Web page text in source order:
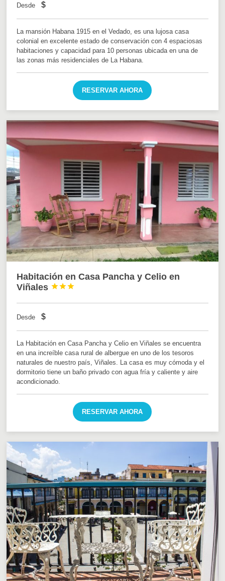
Desde $
La mansión Habana 1915 en el Vedado, es una lujosa casa
colonial en excelente estado de conservación con 4 espaciosas
habitaciones y capacidad para 10 personas ubicada en una de
las zonas más residenciales de La Habana.
RESERVAR AHORA
Habitación en Casa Pancha y Celio en
Viñales



Desde $
La Habitación en Casa Pancha y Celio en Viñales se encuentra
en una increíble casa rural de albergue en uno de los tesoros
naturales de nuestro país, Viñales. La casa es muy cómoda y el
dormitorio tiene un baño privado con agua fría y caliente y aire
acondicionado.
RESERVAR AHORA